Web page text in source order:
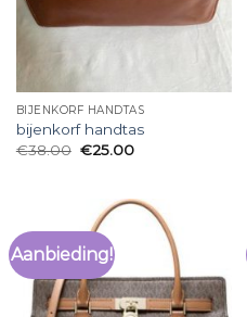
BIJENKORF HANDTAS
bijenkorf handtas
€38.00 €25.00
Aanbieding!